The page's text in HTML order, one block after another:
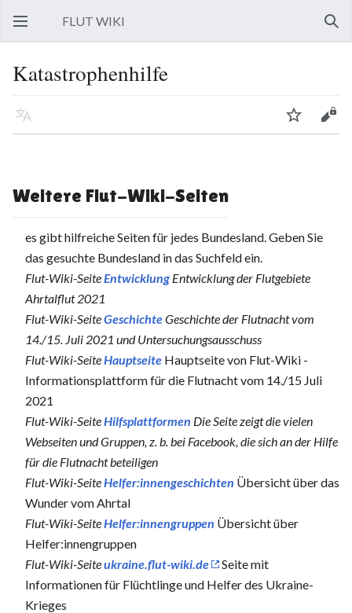
Hauptmenü öffnen
FLUT WIKI
Katastrophenhilfe
Sprache Beobachten Bearbeiten
Weitere Flut-Wiki-Seiten
es gibt hilfreiche Seiten für jedes Bundesland. Geben Sie
das gesuchte Bundesland in das Suchfeld ein.
Flut-Wiki-SeiteEntwicklung Entwicklung der Flutgebiete
Ahrtalflut 2021
Flut-Wiki-SeiteGeschichteGeschichte der Flutnacht vom
14./15. Juli 2021 und Untersuchungsausschuss
Flut-Wiki-SeiteHauptseite Hauptseite von Flut-Wiki -
Informationsplattform für die Flutnacht vom 14./15 Juli
2021
Flut-Wiki-SeiteHilfsplattformen Die Seite zeigt die vielen
Webseiten und Gruppen, z. b. bei Facebook, die sich an der Hilfe
für die Flutnacht beteiligen
Flut-Wiki-SeiteHelfer:innengeschichten Übersicht über das
Wunder vom Ahrtal
Flut-Wiki-SeiteHelfer:innengruppen Übersicht über
Helfer:innengruppen
Flut-Wiki-Seiteukraine.flut-wiki.de
Seite mit
Informationen für Flüchtlinge und Helfer des Ukraine-
Krieges